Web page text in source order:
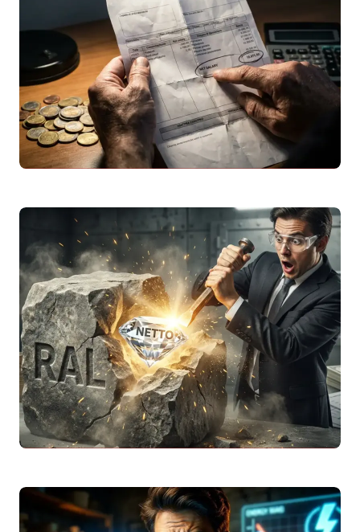
mittenti più probabili ( INPS, utility, banche)
e…
Leggi articolo
per Regione
Scopri cos’è l’addizionale regionaleIRPEF
2026, le aliquote delle 20 regioni italiane e
come calcolare l’impatto sul tuo stipendio
netto…
Leggi articolo
Valori da 15.000 a 70.000 Euro
Scopri la tabella completa dellostipendio